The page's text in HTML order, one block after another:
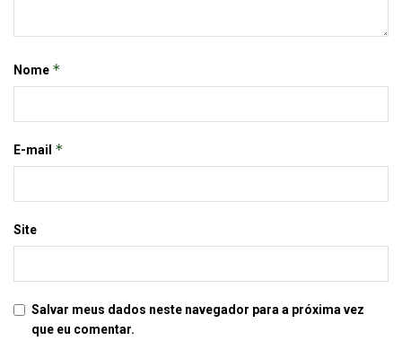
Nome *
E-mail *
Site
Salvar meus dados neste navegador para a próxima vez
que eu comentar.